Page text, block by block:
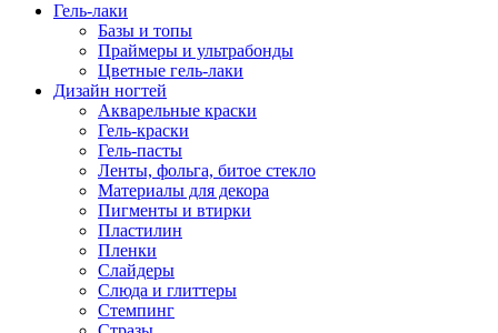
Гель-лаки
Базы и топы
Праймеры и ультрабонды
Цветные гель-лаки
Дизайн ногтей
Акварельные краски
Гель-краски
Гель-пасты
Ленты, фольга, битое стекло
Материалы для декора
Пигменты и втирки
Пластилин
Пленки
Слайдеры
Слюда и глиттеры
Стемпинг